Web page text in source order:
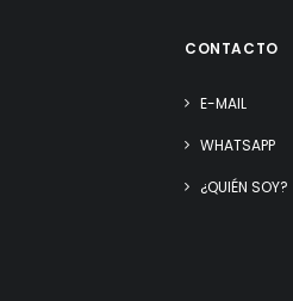
CONTACTO
E-MAIL
WHATSAPP
¿QUIÉN SOY?